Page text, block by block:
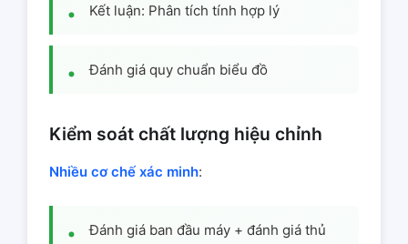
Kết luận: Phân tích tính hợp lý
Đánh giá quy chuẩn biểu đồ
Kiểm soát chất lượng hiệu chỉnh
Nhiều cơ chế xác minh:
Đánh giá ban đầu máy + đánh giá thủ